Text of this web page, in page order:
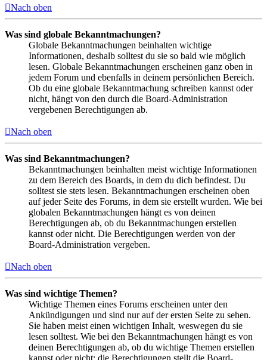
Nach oben
Was sind globale Bekanntmachungen?
Globale Bekanntmachungen beinhalten wichtige
Informationen, deshalb solltest du sie so bald wie möglich
lesen. Globale Bekanntmachungen erscheinen ganz oben in
jedem Forum und ebenfalls in deinem persönlichen Bereich.
Ob du eine globale Bekanntmachung schreiben kannst oder
nicht, hängt von den durch die Board-Administration
vergebenen Berechtigungen ab.
Nach oben
Was sind Bekanntmachungen?
Bekanntmachungen beinhalten meist wichtige Informationen
zu dem Bereich des Boards, in dem du dich befindest. Du
solltest sie stets lesen. Bekanntmachungen erscheinen oben
auf jeder Seite des Forums, in dem sie erstellt wurden. Wie bei
globalen Bekanntmachungen hängt es von deinen
Berechtigungen ab, ob du Bekanntmachungen erstellen
kannst oder nicht. Die Berechtigungen werden von der
Board-Administration vergeben.
Nach oben
Was sind wichtige Themen?
Wichtige Themen eines Forums erscheinen unter den
Ankündigungen und sind nur auf der ersten Seite zu sehen.
Sie haben meist einen wichtigen Inhalt, weswegen du sie
lesen solltest. Wie bei den Bekanntmachungen hängt es von
deinen Berechtigungen ab, ob du wichtige Themen erstellen
kannst oder nicht; die Berechtigungen stellt die Board-